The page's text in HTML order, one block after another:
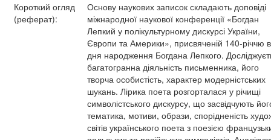
Короткий огляд
(реферат):
Основу наукових записок складають доповіді
міжнародної наукової конференції «Богдан
Лепкий у полікультурному дискурсі України,
Європи та Америки», присвяченій 140-річчю
дня народження Богдана Лепкого.
багатогранна діяльність письменника, його
творча особистість, характер модерністських
шукань. Лірика поета розгорталася у річищі
символістського дискурсу, що засвідчують
тематика, мотиви, образи, спорідненість
світів українського поета з поезією